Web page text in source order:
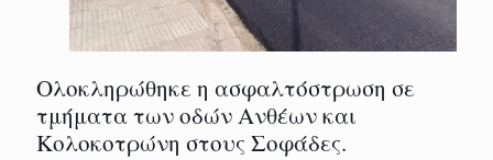
Ολοκληρώθηκε η ασφαλτόστρωση σε
τμήματα των οδών Ανθέων και
Κολοκοτρώνη στους Σοφάδες.